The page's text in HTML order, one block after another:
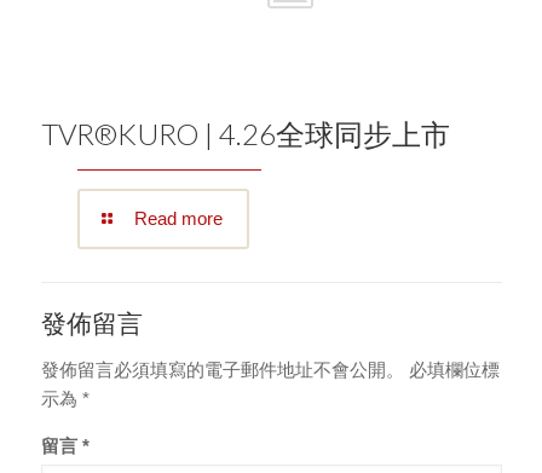
TVR®KURO | 4.26全球同步上市
Read more
發佈留言
發佈留言必須填寫的電子郵件地址不會公開。
必填欄位標
示為 *
留言 *